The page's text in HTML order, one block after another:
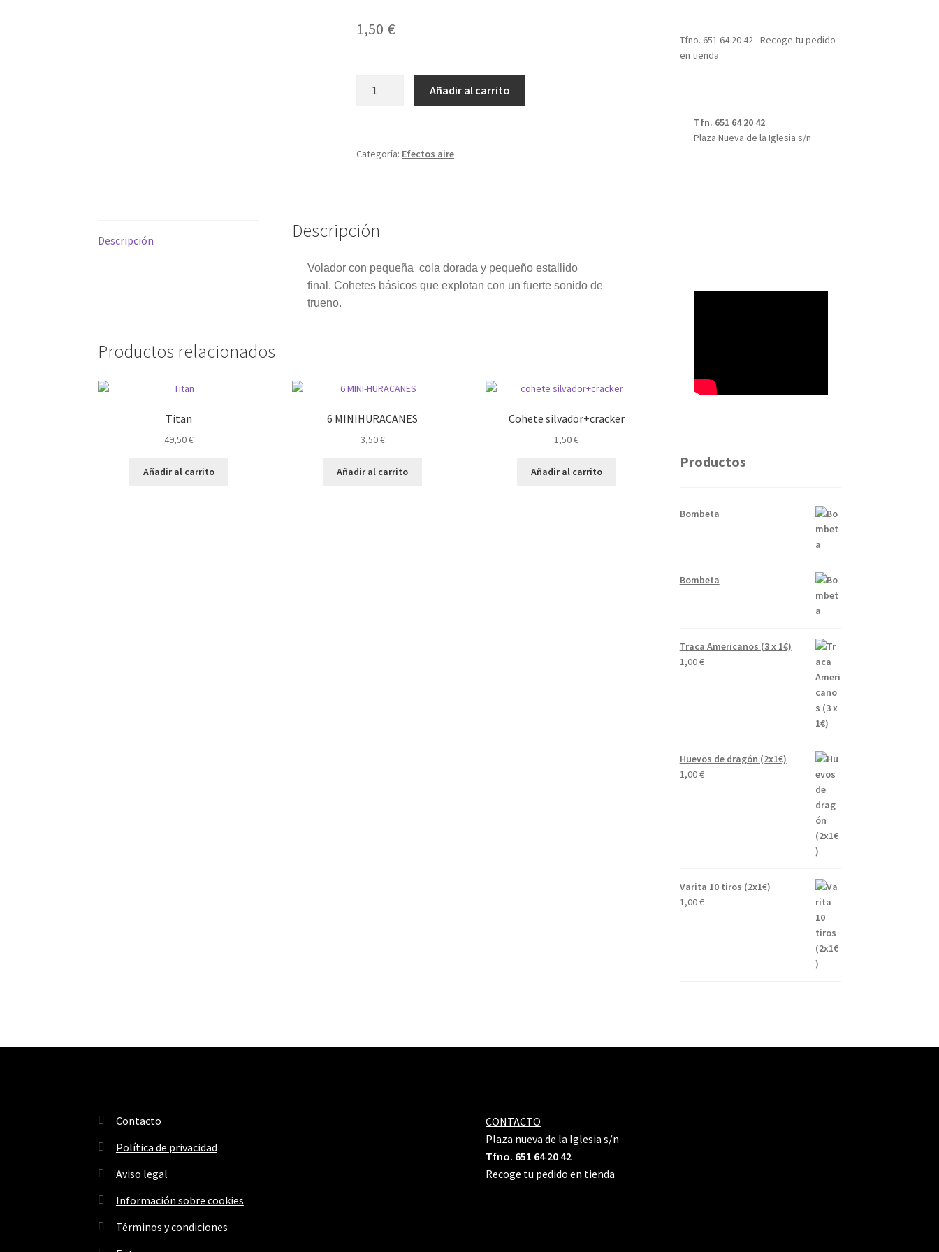
1,50 €
Añadir al carrito
Categoría: Efectos aire
Descripción Descripción
Volador con pequeña cola dorada y pequeño estallido
final. Cohetes básicos que explotan con un fuerte sonido de
trueno.
Productos relacionados
Titan
49,50€
Añadir al carrito
6 MINIHURACANES
3,50€
Añadir al carrito
Cohete silvador+cracker
1,50€
Añadir al carrito
Tfno. 651 64 20 42 - Recoge tu pedido
en tienda
Tfn. 651 64 20 42
Plaza Nueva de la Iglesia s/n
Productos
Bombeta
Bombeta
Traca Americanos (3 x 1€)
1,00€
Huevos de dragón (2x1€)
1,00€
Varita 10 tiros (2x1€)
1,00€
Contacto
Política de privacidad
Aviso legal
Información sobre cookies
Términos y condiciones
CONTACTO
Plaza nueva de la Iglesia s/n
Tfno. 651 64 20 42
Recoge tu pedido en tienda